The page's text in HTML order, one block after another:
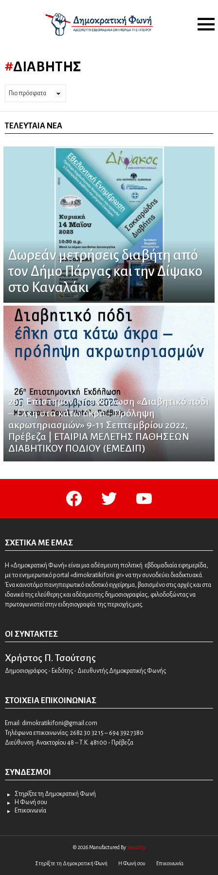
Menu
ΔΙΑΒΉΤΗΣ
ΤΕΛΕΥΤΑΊΑ ΝΈΑ
Δωρεάν μετρήσεις διαβήτη από
τον Δήμο Πάργας και την Δίψακο
στο Καναλάκι
26η Επιστημονική εκδήλωση «Διαβητικό πόδι
– Έλκη στα κάτω άκρα – Πρόληψη
ακρωτηριασμών» 9-11 Σεπτεμβρίου 2022,
Πρέβεζα | ΕΤΑΙΡΙΑ ΜΕΛΕΤΗΣ ΠΑΘΗΣΕΩΝ
ΔΙΑΒΗΤΙΚΟΥ ΠΟΔΙΟΥ (ΕΜΕΔΙΠ)
facebook twitter youtube
ΣΧΕΤΙΚΆ ΜΕ ΕΜΆΣ
Η «Δημοκρατική Φωνή» είναι μια αδέσμευτη πολιτική εβδομαδιαία εφημερίδα,
με το ενημερωτικό portal «dimokratikifoni.gr» να την συνοδεύει διαδικτυακά.
Ένα καινοτόμο πανηπειρωτικό εκδοτικό εγχείρημα, βασισμένο στις αρχές και στα
ιδανικά της ελεύθερης και αδέσμευτης δημοσιογραφίας, φιλοδοξώντας να
πρωταγωνιστεί στην ειδησιογραφία της περιοχής μας.
ΟΙ ΣΥΝΤΆΚΤΕΣ
Χρήστος Π. Τσούτσης
Δημοσιογράφος - Εκδότης - Διευθυντής Δημοκρατικής Φωνής
ΣΤΟΙΧΕΊΑ ΕΠΙΚΟΙΝΩΝΊΑΣ
Email: dimokratikifoni@gmail.com
Τηλέφωνα επικοινωνίας: 2682 30 32 15 – 694 392 7380
Διεύθυνση: Ανακτορίου 48 – Τ.Κ. 48100 - Πρέβεζα
ΣΎΝΔΕΣΜΟΙ
Στηρίξτε τη Δημοκρατική Φωνή
Η Φωνή σου
Επικοινωνία
© 2026 Manufactured By Sociality
Στηρίξτε τη Δημοκρατική Φωνή Η Φωνή σου Επικοινωνία